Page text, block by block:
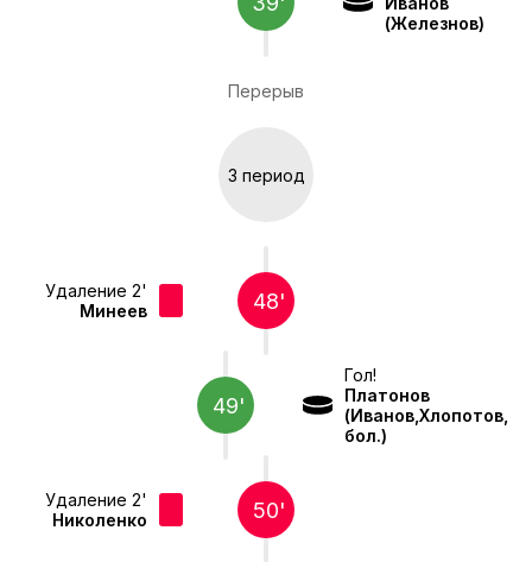
(Железнов)
Перерыв
3 период
Удаление 2'
Минеев
48'
49'
Гол!
Платонов
(Иванов,Хлопотов,
бол.)
Удаление 2'
Николенко
50'